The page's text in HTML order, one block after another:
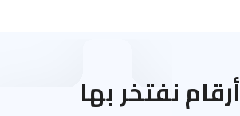
أرقام نفتخر بها